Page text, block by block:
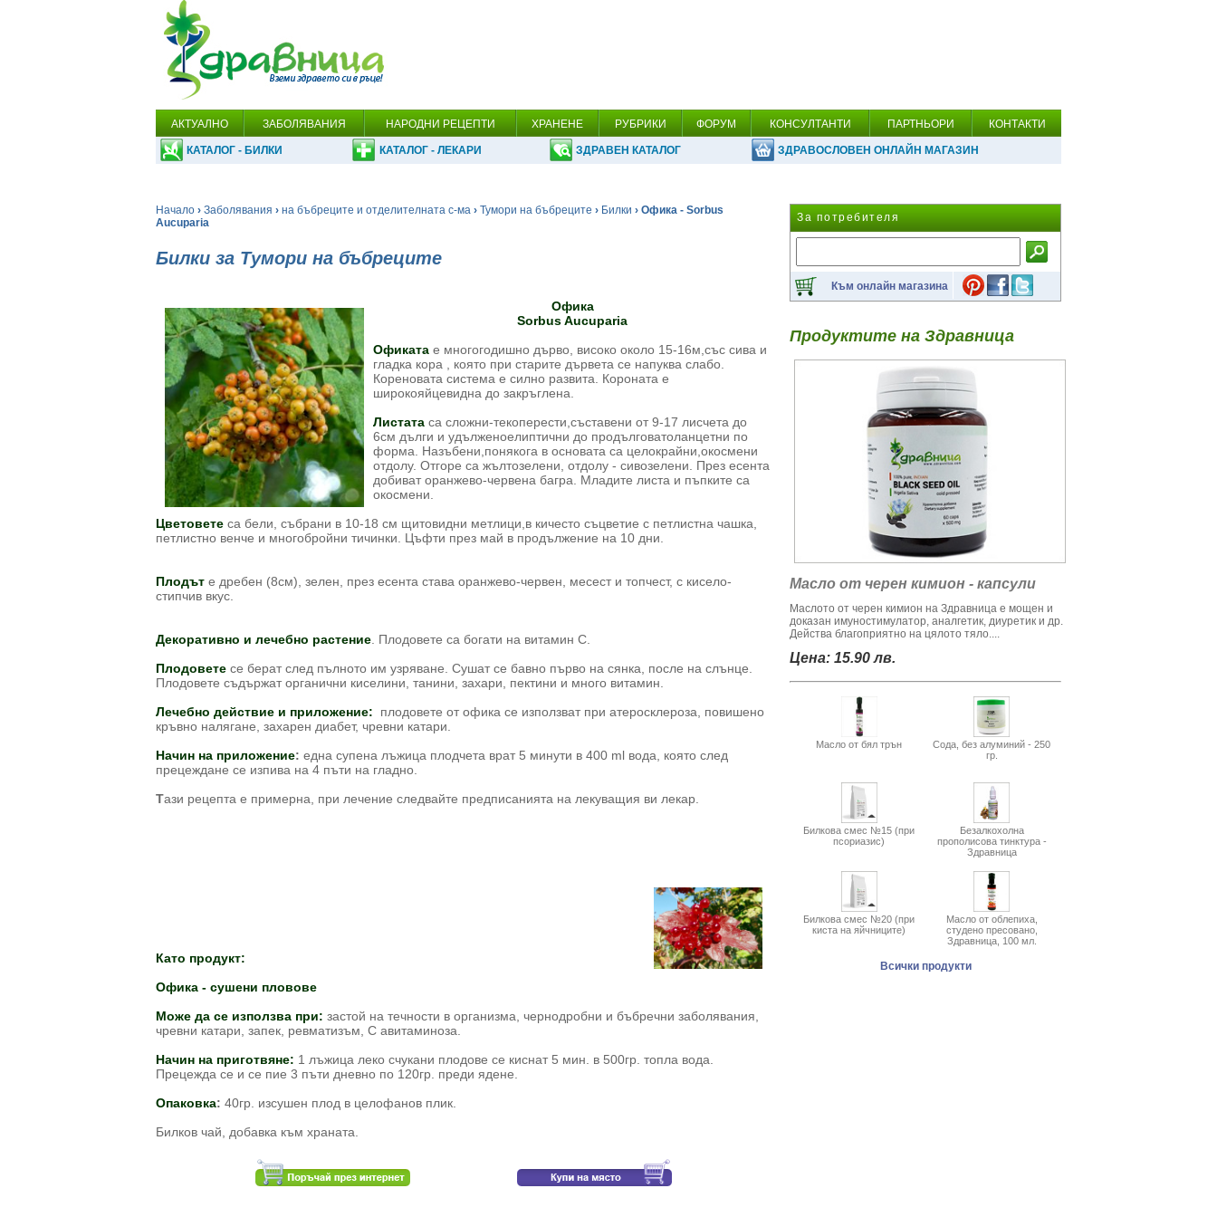
АКТУАЛНО ЗАБОЛЯВАНИЯ НАРОДНИ РЕЦЕПТИ ХРАНЕНЕ РУБРИКИ ФОРУМ КОНСУЛТАНТИ ПАРТНЬОРИ КОНТАКТИ
КАТАЛОГ - БИЛКИ КАТАЛОГ - ЛЕКАРИ ЗДРАВЕН КАТАЛОГ ЗДРАВОСЛОВЕН ОНЛАЙН МАГАЗИН
Начало › Заболявания › на бъбреците и отделителната с-ма › Тумори на бъбреците › Билки › Офика - Sorbus
Aucuparia
Билки за Тумори на бъбреците
Офика
Sorbus Aucuparia
Офиката е многогодишно дърво, високо около 15-16м,със сива и
гладка кора , която при старите дървета се напуква слабо.
Кореновата система е силно развита. Короната е
широкояйцевидна до закръглена.
Листата са сложни-текоперести,съставени от 9-17 лисчета до
6см дълги и удълженоелиптични до продълговатоланцетни по
форма. Назъбени,понякога в основата са целокрайни,окосмени
отдолу. Отгоре са жълтозелени, отдолу - сивозелени. През есента
добиват оранжево-червена багра. Младите листа и пъпките са
окосмени.
Цветовете са бели, събрани в 10-18 см щитовидни метлици,в кичесто съцветие с петлистна чашка,
петлистно венче и многобройни тичинки. Цъфти през май в продължение на 10 дни.
Плодът е дребен (8см), зелен, през есента става оранжево-червен, месест и топчест, с кисело-
стипчив вкус.
Декоративно и лечебно растение . Плодовете са богати на витамин С.
Плодовете се берат след пълното им узряване. Сушат се бавно първо на сянка, после на слънце.
Плодовете съдържат органични киселини, танини, захари, пектини и много витамин.
Лечебно действие и приложение:
плодовете от офика се използват при атеросклероза, повишено
кръвно налягане, захарен диабет, чревни катари.
Начин на приложение: една супена лъжица плодчета врат 5 минути в 400 ml вода, която след
прецеждане се изпива на 4 пъти на гладно.
Тази рецепта е примерна, при лечение следвайте предписанията на лекуващия ви лекар.
Като продукт:
Офика - сушени пловове
Може да се използва при: застой на течности в организма, чернодробни и бъбречни заболявания,
чревни катари, запек, ревматизъм, С авитаминоза.
Начин на приготвяне: 1 лъжица леко счукани плодове се киснат 5 мин. в 500гр. топла вода.
Прецежда се и се пие 3 пъти дневно по 120гр. преди ядене.
Опаковка: 40гр. изсушен плод в целофанов плик.
Билков чай, добавка към храната.
За потребителя
Към онлайн магазина
Продуктите на Здравница
Масло от черен кимион - капсули
Маслото от черен кимион на Здравница е мощен и
доказан имуностимулатор, аналгетик, диуретик и др.
Действа благоприятно на цялото тяло....
Цена: 15.90 лв.
Масло от бял трън
Сода, без алуминий - 250
гр.
Билкова смес №15 (при
псориазис)
Безалкохолна
прополисова тинктура -
Здравница
Билкова смес №20 (при
киста на яйчниците)
Масло от облепиха,
студено пресовано,
Здравница, 100 мл.
Всички продукти